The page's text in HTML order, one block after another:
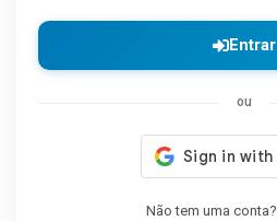
Entrar
ou
Não tem uma conta?